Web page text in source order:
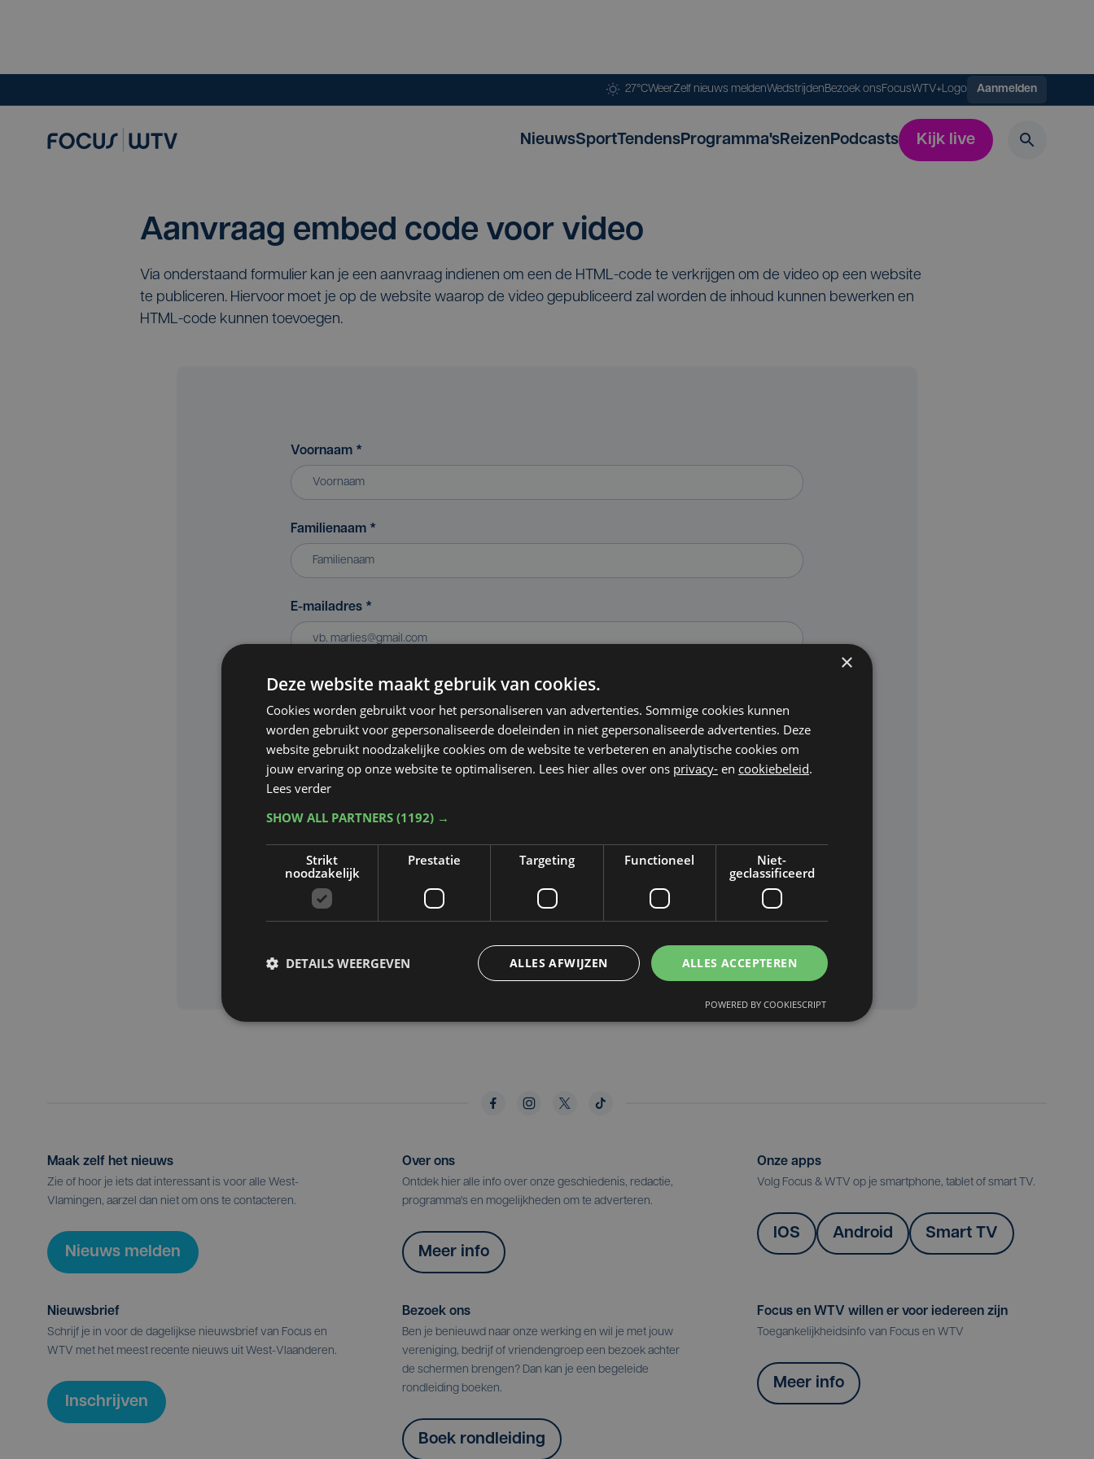
27°CWeerZelf nieuws meldenWedstrijdenBezoek onsFocusWTV+Logo Aanmelden
NieuwsSportTendensProgramma'sReizenPodcasts Kijk live
Aanvraag embed code voor video
Via onderstaand formulier kan je een aanvraag indienen om een de HTML-code te verkrijgen om de video op een website
te publiceren. Hiervoor moet je op de website waarop de video gepubliceerd zal worden de inhoud kunnen bewerken en
HTML-code kunnen toevoegen.
Voornaam *
Familienaam *
E-mailadres *
Bedrijf of vereniging (indien van toepassing)
Website waarop de video gepubliceerd zal worden*
Google zijn van toepassing.
Aanvragen
Maak zelf het nieuws
Zie of hoor je iets dat interessant is voor alle West-
Vlamingen, aarzel dan niet om ons te contacteren.
Nieuws melden
Over ons
Ontdek hier alle info over onze geschiedenis, redactie,
programma's en mogelijkheden om te adverteren.
Meer info
Onze apps
Volg Focus & WTV op je smartphone, tablet of smart TV.
IOS Android Smart TV
Nieuwsbrief
Schrijf je in voor de dagelijkse nieuwsbrief van Focus en
WTV met het meest recente nieuws uit West-Vlaanderen.
Inschrijven
Bezoek ons
Ben je benieuwd naar onze werking en wil je met jouw
vereniging, bedrijf of vriendengroep een bezoek achter
de schermen brengen? Dan kan je een begeleide
rondleiding boeken.
Boek rondleiding
Focus en WTV willen er voor iedereen zijn
Toegankelijkheidsinfo van Focus en WTV
Meer info
×
Deze website maakt gebruik van cookies.
Cookies worden gebruikt voor het personaliseren van advertenties. Sommige cookies kunnen
worden gebruikt voor gepersonaliseerde doeleinden in niet gepersonaliseerde advertenties. Deze
website gebruikt noodzakelijke cookies om de website te verbeteren en analytische cookies om
jouw ervaring op onze website te optimaliseren. Lees hier alles over ons privacy- en cookiebeleid.
Lees verder
SHOW ALL PARTNERS (1192) →
Strikt
noodzakelijk
Prestatie Targeting Functioneel
Niet-
geclassificeerd
ALLES ACCEPTEREN
ALLES AFWIJZEN
DETAILS WEERGEVEN
POWERED BY COOKIESCRIPT